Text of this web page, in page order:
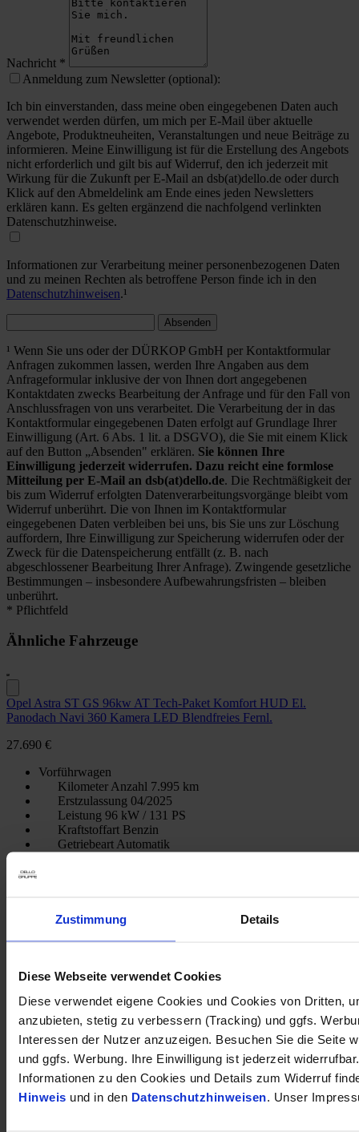
Zustimmung Details
Diese Webseite verwendet Cookies
Diese verwendet eigene Cookies und Cookies von Dritten,
anzubieten, stetig zu verbessern (Tracking) und ggfs.
Interessen der Nutzer anzuzeigen. Besuchen Sie die Seite
und ggfs. Werbung. Ihre Einwilligung ist jederzeit
Informationen zu den Cookies und Details zum Widerruf
Hinweis und in den Datenschutzhinweisen. Unser
Nachricht *
Anmeldung zum Newsletter (optional):
Ich bin einverstanden, dass meine oben eingegebenen Daten auch
verwendet werden dürfen, um mich per E-Mail über aktuelle
Angebote, Produktneuheiten, Veranstaltungen und neue Beiträge zu
informieren. Meine Einwilligung ist für die Erstellung des Angebots
nicht erforderlich und gilt bis auf Widerruf, den ich jederzeit mit
Wirkung für die Zukunft per E-Mail an dsb(at)dello.de oder durch
Klick auf den Abmeldelink am Ende eines jeden Newsletters
erklären kann. Es gelten ergänzend die nachfolgend verlinkten
Datenschutzhinweise.
Informationen zur Verarbeitung meiner personenbezogenen Daten
und zu meinen Rechten als betroffene Person finde ich in den
Datenschutzhinweisen.¹
Absenden
¹ Wenn Sie uns oder der DÜRKOP GmbH per Kontaktformular
Anfragen zukommen lassen, werden Ihre Angaben aus dem
Anfrageformular inklusive der von Ihnen dort angegebenen
Kontaktdaten zwecks Bearbeitung der Anfrage und für den Fall von
Anschlussfragen von uns verarbeitet. Die Verarbeitung der in das
Kontaktformular eingegebenen Daten erfolgt auf Grundlage Ihrer
Einwilligung (Art. 6 Abs. 1 lit. a DSGVO), die Sie mit einem Klick
auf den Button „Absenden" erklären. Sie können Ihre
Einwilligung jederzeit widerrufen. Dazu reicht eine formlose
Mitteilung per E-Mail an dsb(at)dello.de. Die Rechtmäßigkeit der
bis zum Widerruf erfolgten Datenverarbeitungsvorgänge bleibt vom
Widerruf unberührt. Die von Ihnen im Kontaktformular
eingegebenen Daten verbleiben bei uns, bis Sie uns zur Löschung
auffordern, Ihre Einwilligung zur Speicherung widerrufen oder der
Zweck für die Datenspeicherung entfällt (z. B. nach
abgeschlossener Bearbeitung Ihrer Anfrage). Zwingende gesetzliche
Bestimmungen – insbesondere Aufbewahrungsfristen – bleiben
unberührt.
* Pflichtfeld
Ähnliche Fahrzeuge
Opel Astra ST GS 96kw AT Tech-Paket Komfort HUD El.
Panodach Navi 360 Kamera LED Blendfreies Fernl.
27.690 €
Vorführwagen
Kilometer Anzahl 7.995 km
Erstzulassung 04/2025
Leistung 96 kW / 131 PS
Kraftstoffart Benzin
Getriebeart Automatik
opel-de018400
Opel Astra 1.2 Elegance Kamera Klima Sitzheizung
Lenkradheizung
16.990 €
Gebrauchtwagen
Kilometer Anzahl21.879 km